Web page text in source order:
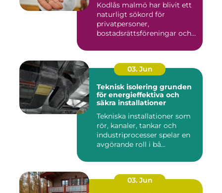
Kodlås malmö har blivit ett
naturligt sökord för
privatpersoner,
bostadsrättsföreningar och
03. Jun
Teknisk isolering grunden
för energieffektiva och
säkra installationer
Tekniska installationer som
rör, kanaler, tankar och
industriprocesser spelar en
avgörande roll i bå...
03. Jun